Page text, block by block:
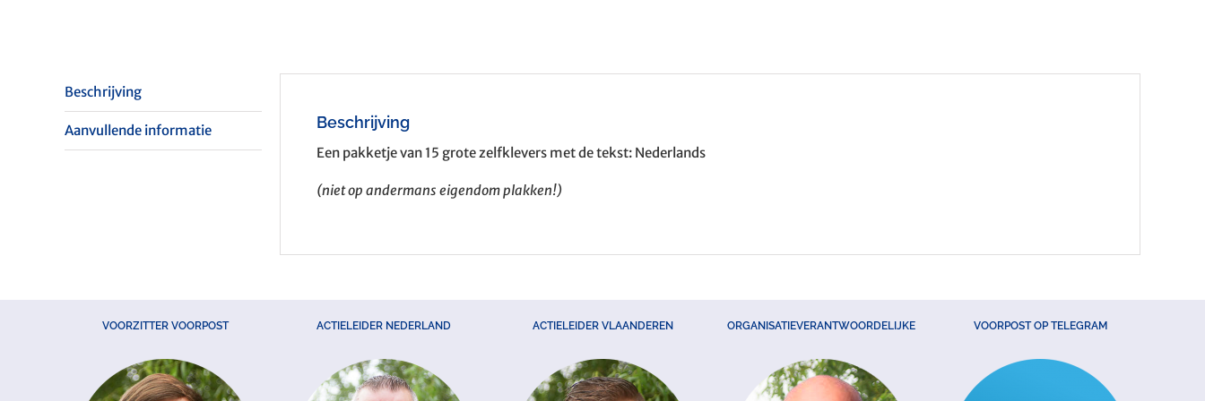
Beschrijving
Aanvullende informatie Beschrijving
Een pakketje van 15 grote zelfklevers met de tekst: Nederlands
(niet op andermans eigendom plakken!)
VOORZITTER VOORPOST ACTIELEIDER NEDERLAND ACTIELEIDER VLAANDEREN ORGANISATIEVERANTWOORDELIJKE VOORPOST OP TELEGRAM